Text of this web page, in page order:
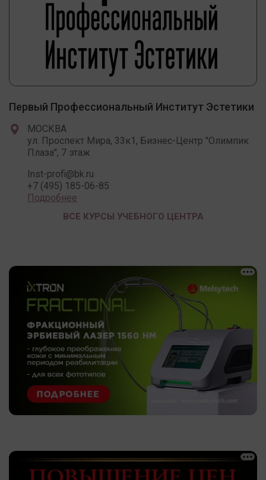
Первый Профессиональный Институт Эстетики
МОСКВА
ул. Проспект Мира, 33к1, Бизнес-Центр "Олимпик
Плаза", 7 этаж
Inst-profi@bk.ru
+7 (495) 185-06-85
Подробнее
ВСЕ КУРСЫ УЧЕБНОГО ЦЕНТРА